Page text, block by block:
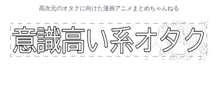
高次元のオタクに向けた漫画アニメまとめちゃんねる